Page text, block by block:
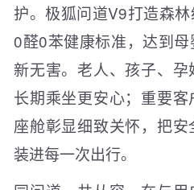
护。极狐问道V9打造森
0醛0苯健康标准，达到
新无害。老人、孩子、孕
长期乘坐更安心；重要
座舱彰显细致关怀，把
装进每一次出行。